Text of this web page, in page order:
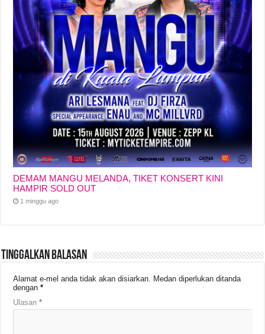
DEMAM MANGU MELANDA, TIKET KONSERT KINI
HAMPIR SOLD OUT
1 minggu ago
Tinggalkan Balasan
Alamat e-mel anda tidak akan disiarkan.
Medan diperlukan ditanda
dengan*
Ulasan*